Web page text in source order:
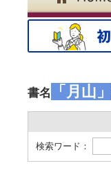
書名 「月山」
検索ワード：